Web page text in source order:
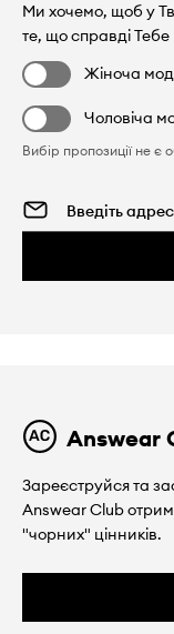
Ми хочемо, щоб у
те, що справді
Жіноча
Чоловіча
Вибір пропозиції не є
Answear
Зареєструйся та
Answear Club
"чорних" цінників.